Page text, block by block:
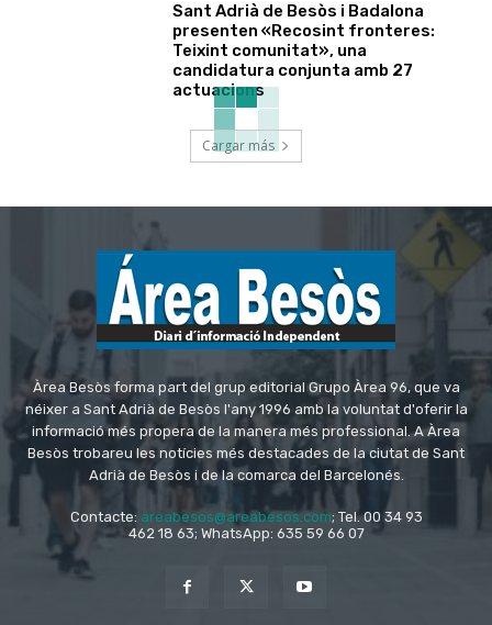
Sant Adrià de Besòs i Badalona
presenten «Recosint fronteres:
Teixint comunitat», una
candidatura conjunta amb 27
actuacions
Cargar más
Àrea Besòs forma part del grup editorial Grupo Àrea 96, que va
néixer a Sant Adrià de Besòs l'any 1996 amb la voluntat d'oferir la
informació més propera de la manera més professional. A Àrea
Besòs trobareu les notícies més destacades de la ciutat de Sant
Adrià de Besòs i de la comarca del Barcelonés.
Contacte: areabesos@areabesos.com; Tel. 00 34 93
462 18 63; WhatsApp: 635 59 66 07